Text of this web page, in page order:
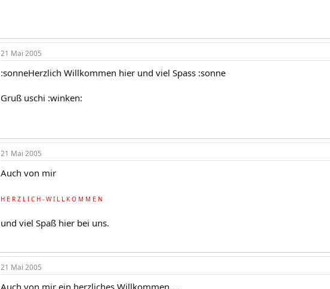
21 Mai 2005
:sonneHerzlich Willkommen hier und viel Spass :sonne
Gruß uschi :winken:
21 Mai 2005
Auch von mir
H E R Z L I C H - W I L L K O M M E N
und viel Spaß hier bei uns.
21 Mai 2005
Auch von mir ein herzliches Willkommen.....